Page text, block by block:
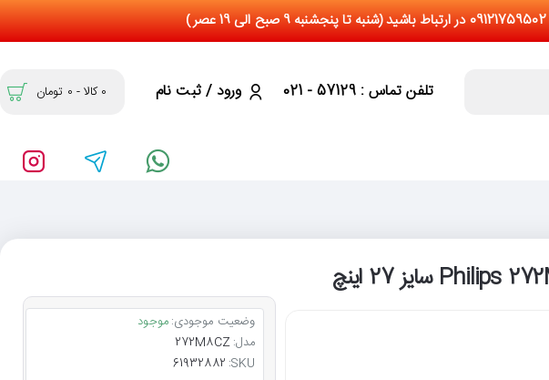
تلفن تماس : 57129 - 021 ورود / ثبت نام 0 کالا - 0 تومان
وضعیت موجودی:موجود
مدل:272M8CZ
SKU:
61932882